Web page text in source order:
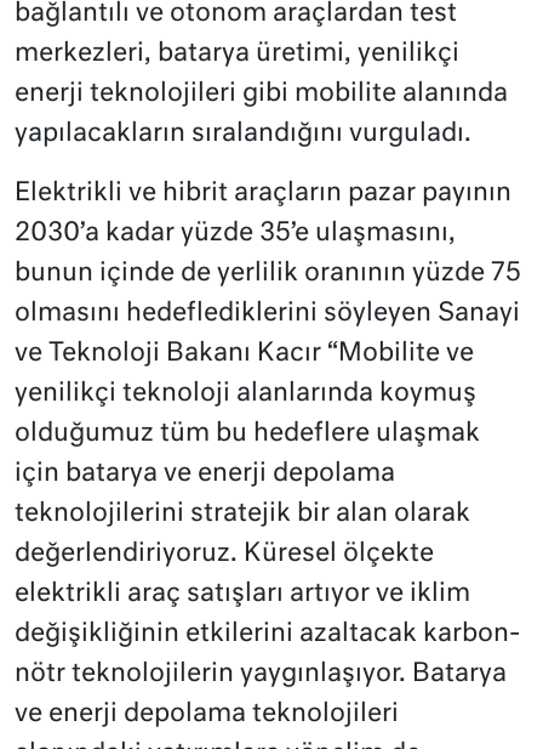
bağlantılı ve otonom araçlardan test
merkezleri, batarya üretimi, yenilikçi
enerji teknolojileri gibi mobilite alanında
yapılacakların sıralandığını vurguladı.
Elektrikli ve hibrit araçların pazar payının
2030’a kadar yüzde 35’e ulaşmasını,
bunun içinde de yerlilik oranının yüzde 75
olmasını hedeflediklerini söyleyen Sanayi
ve Teknoloji Bakanı Kacır “Mobilite ve
yenilikçi teknoloji alanlarında koymuş
olduğumuz tüm bu hedeflere ulaşmak
için batarya ve enerji depolama
teknolojilerini stratejik bir alan olarak
değerlendiriyoruz. Küresel ölçekte
elektrikli araç satışları artıyor ve iklim
değişikliğinin etkilerini azaltacak karbon-
nötr teknolojilerin yaygınlaşıyor. Batarya
ve enerji depolama teknolojileri